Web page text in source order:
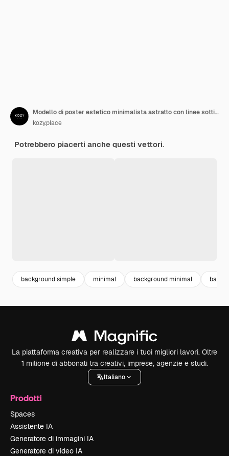
Modello di poster estetico minimalista astratto con linee sottili, motivi floreali, piante, donna.
kozy.place
Potrebbero piacerti anche questi vettori.
background simple minimal background minimal
La piattaforma creativa per realizzare i tuoi migliori lavori. Oltre
1 milione di abbonati tra creativi, imprese, agenzie e studi.
Italiano
Prodotti
Spaces
Assistente IA
Generatore di immagini IA
Generatore di video IA